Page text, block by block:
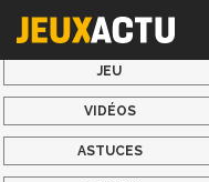
JEU
VIDÉOS
ASTUCES